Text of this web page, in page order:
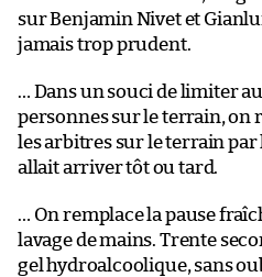
sur Benjamin Nivet et
jamais trop prudent.
… Dans un souci de limiter
personnes sur le terrain, on
les arbitres sur le terrain par
allait arriver tôt ou tard.
… On remplace la pause
lavage de mains. Trente
gel hydroalcoolique, sans